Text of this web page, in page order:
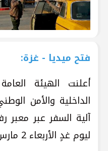
فتح ميديا - غزة:
أعلنت الهيئة
الداخلية والأمن
آلية السفر عبر معبر
ليوم غدٍ الأربعاء 2 مارس 2023.